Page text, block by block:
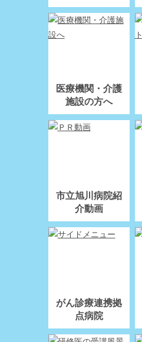
医療機関・介護
施設の方へ
市立旭川病院紹
介動画
がん診療連携拠
点病院